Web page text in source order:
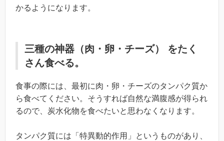
かるようになります。
三種の神器（肉・卵・チーズ） をたく
さん食べる。
食事の際には、最初に肉・卵・チーズのタンパク質か
ら食べてください。そうすれば自然な満腹感が得られ
るので、炭水化物を食べたいと思わなくなります。
タンパク質には「特異動的作用」というものがあり、